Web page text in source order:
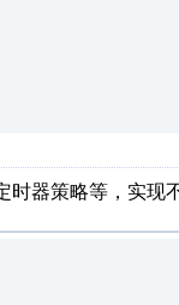
时器策略等，实现